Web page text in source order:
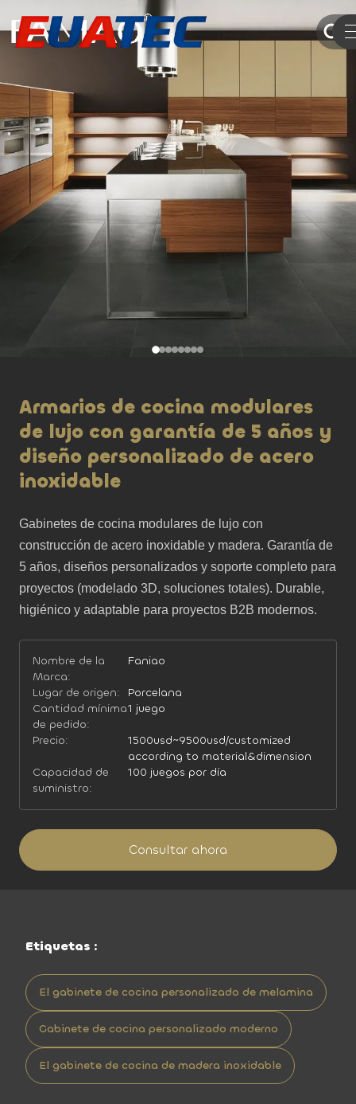
Armarios de cocina modulares
de lujo con garantía de 5 años y
diseño personalizado de acero
inoxidable
Gabinetes de cocina modulares de lujo con
construcción de acero inoxidable y madera. Garantía de
5 años, diseños personalizados y soporte completo para
proyectos (modelado 3D, soluciones totales). Durable,
higiénico y adaptable para proyectos B2B modernos.
Nombre de la
Marca:
Faniao
Lugar de origen:
Porcelana
Cantidad mínima
de pedido:
1 juego
Precio:
1500usd~9500usd/customized
according to material&dimension
Capacidad de
suministro:
100 juegos por día
Consultar ahora
Etiquetas :
El gabinete de cocina personalizado de melamina
Gabinete de cocina personalizado moderno
El gabinete de cocina de madera inoxidable